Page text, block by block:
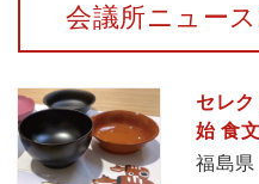
会議所ニュー
セレ
始 食
福島